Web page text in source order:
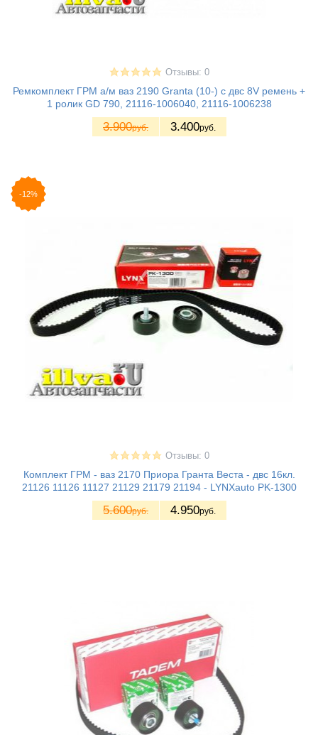
Отзывы: 0
Ремкомплект ГРМ а/м ваз 2190 Granta (10-) с двс 8V ремень +
1 ролик GD 790, 21116-1006040, 21116-1006238
3.900руб. 3.400руб.
-12%
Отзывы: 0
Комплект ГРМ - ваз 2170 Приора Гранта Веста - двс 16кл.
21126 11126 11127 21129 21179 21194 - LYNXauto PK-1300
5.600руб. 4.950руб.